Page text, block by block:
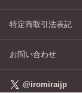
特定商取引法表記
お問い合わせ
@iromiraijp